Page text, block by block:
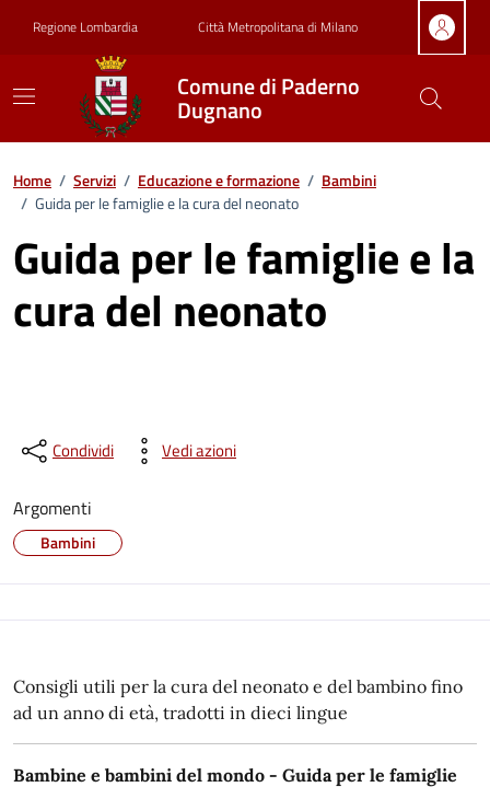
Regione Lombardia Città Metropolitana di Milano
Comune di Paderno
Dugnano
Home / Servizi / Educazione e formazione / Bambini
/ Guida per le famiglie e la cura del neonato
Guida per le famiglie e la
cura del neonato
Condividi Vedi azioni
Argomenti
Bambini
Consigli utili per la cura del neonato e del bambino fino
ad un anno di età, tradotti in dieci lingue
Bambine e bambini del mondo - Guida per le famiglie